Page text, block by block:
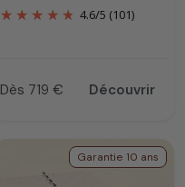
4.6/5 (101)
Prix
Dès 719 € Découvrir
Garantie 10 ans